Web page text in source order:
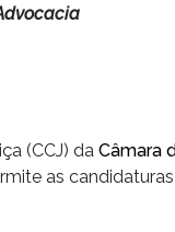
(CCJ) da Câmara
as